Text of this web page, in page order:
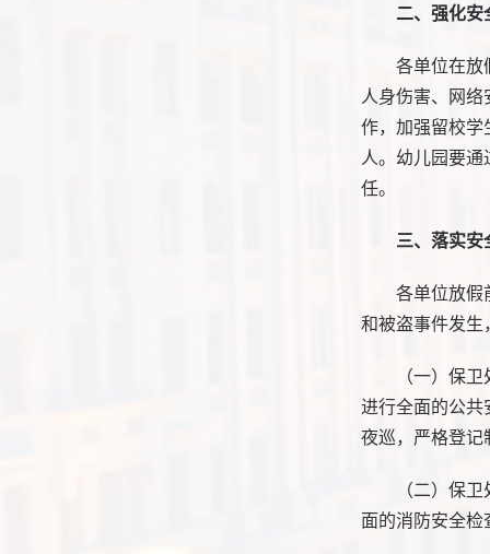
二、强化安
各单位在放
人身伤害、网
作，加强留校
人。幼儿园要
任。
三、落实安
各单位放假
和被盗事件发
（一）保
进行全面的公
夜巡，严格登
（二）保
面的消防安全检